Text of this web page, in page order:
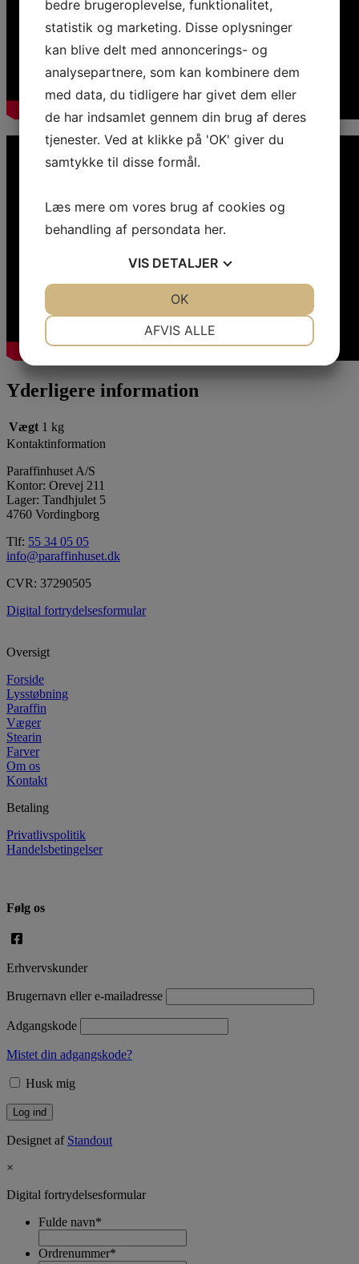
Yderligere information
Vægt 1 kg
Kontaktinformation
Paraffinhuset A/S
Kontor: Orevej 211
Lager: Tandhjulet 5
4760 Vordingborg
Tlf: 55 34 05 05
info@paraffinhuset.dk
CVR: 37290505
Digital fortrydelsesformular
Oversigt
Forside
Lysstøbning
Paraffin
Væger
Stearin
Farver
Om os
Kontakt
Betaling
Privatlivspolitik
Handelsbetingelser
Følg os
Erhvervskunder
Brugernavn eller e-mailadresse
Adgangskode
Mistet din adgangskode?
Husk mig
Designet af Standout
×
Digital fortrydelsesformular
Fulde navn*
Ordrenummer*
bedre brugeroplevelse, funktionalitet,
statistik og marketing. Disse oplysninger
kan blive delt med annoncerings- og
analysepartnere, som kan kombinere dem
med data, du tidligere har givet dem eller
de har indsamlet gennem din brug af deres
tjenester. Ved at klikke på 'OK' giver du
samtykke til disse formål.
Læs mere om vores brug af cookies og
behandling af persondata her.
VIS DETALJER
AFVIS ALLE
OK